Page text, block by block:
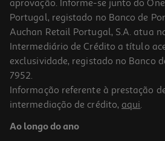
aprovação. Informe-se junto do
Portugal, registado no Banco de
Auchan Retail Portugal, S.A. atua
Intermediário de Crédito a título
exclusividade, registado no Banco
7952.
Informação referente à prestação
intermediação de crédito, aqui.
Ao longo do ano